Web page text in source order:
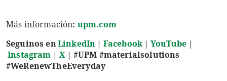
Más información: upm.com
Seguinos enLinkedIn | Facebook | YouTube |
Instagram |X | #UPM #materialsolutions
#WeRenewTheEveryday